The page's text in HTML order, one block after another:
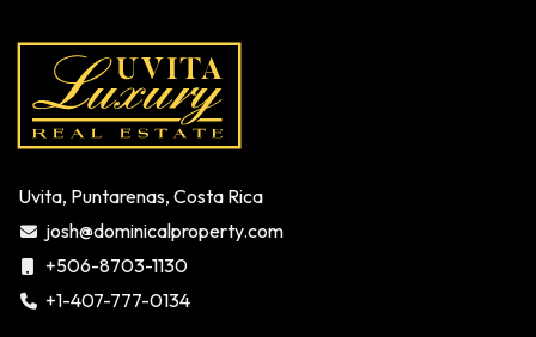
Uvita, Puntarenas, Costa Rica
josh@dominicalproperty.com
+506-8703-1130
+1-407-777-0134